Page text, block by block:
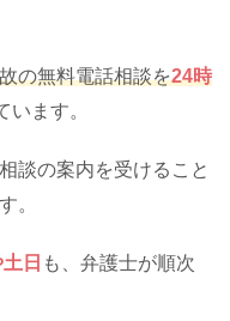
の無料電話相談を24時
います。
談の案内を受けること
。
日 も、弁護士が順次